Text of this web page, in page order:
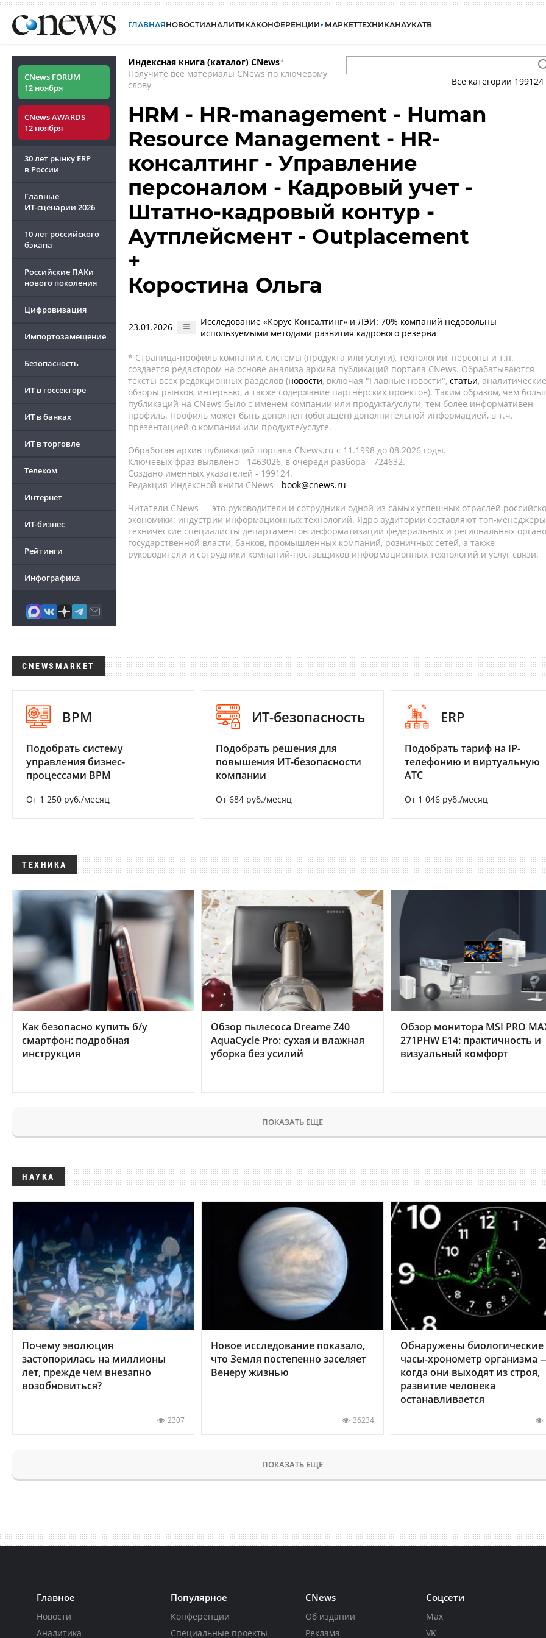
ГЛАВНАЯНОВОСТИАНАЛИТИКАКОНФЕРЕНЦИИ МАРКЕТТЕХНИКАНАУКАТВ
CNews FORUM
12 ноября
CNews AWARDS
12 ноября
30 лет рынку ERP
в России
Главные
ИТ-сценарии 2026
10 лет российского
бэкапа
Российские ПАКи
нового поколения
Цифровизация
Импортозамещение
Безопасность
ИТ в госсекторе
ИТ в банках
ИТ в торговле
Телеком
Интернет
ИТ-бизнес
Рейтинги
Инфографика
Индексная книга (каталог) CNews*
Получите все материалы CNews по ключевому
слову
Все категории 199124
HRM - HR-management - Human
Resource Management - HR-
консалтинг - Управление
персоналом - Кадровый учет -
Штатно-кадровый контур -
Аутплейсмент - Outplacement
+
Коростина Ольга
23.01.2026
Исследование «Корус Консалтинг» и ЛЭИ: 70% компаний недовольны
используемыми методами развития кадрового резерва
* Страница-профиль компании, системы (продукта или услуги), технологии, персоны и т.п.
создается редактором на основе анализа архива публикаций портала CNews. Обрабатываются
тексты всех редакционных разделов (новости, включая "Главные новости", статьи, аналитические
обзоры рынков, интервью, а также содержание партнёрских проектов). Таким образом, чем
публикаций на CNews было с именем компании или продукта/услуги, тем более информативен
профиль. Профиль может быть дополнен (обогащен) дополнительной информацией, в т.ч.
презентацией о компании или продукте/услуге.
Обработан архив публикаций портала CNews.ru c 11.1998 до 08.2026 годы.
Ключевых фраз выявлено - 1463026, в очереди разбора - 724632.
Создано именных указателей - 199124.
Редакция Индексной книги CNews - book@cnews.ru
Читатели CNews — это руководители и сотрудники одной из самых успешных отраслей
экономики: индустрии информационных технологий. Ядро аудитории составляют топ-
технические специалисты департаментов информатизации федеральных и региональных
государственной власти, банков, промышленных компаний, розничных сетей, а также
руководители и сотрудники компаний-поставщиков информационных технологий и услуг связи.
CNEWSMARKET
BPM
Подобрать систему
управления бизнес-
процессами BPM
От 1 250 руб./месяц
ИТ-безопасность
Подобрать решения для
повышения ИТ-безопасности
компании
От 684 руб./месяц
ERP
Подобрать тариф на IP-
телефонию и виртуальную
АТС
От 1 046 руб./месяц
ТЕХНИКА
Как безопасно купить б/у
смартфон: подробная
инструкция
Обзор пылесоса Dreame Z40
AquaCycle Pro: сухая и влажная
уборка без усилий
Обзор монитора MSI PRO
271PHW E14: практичность и
визуальный комфорт
ПОКАЗАТЬ ЕЩЕ
НАУКА
Почему эволюция
застопорилась на миллионы
лет, прежде чем внезапно
возобновиться?
2307
Новое исследование показало,
что Земля постепенно заселяет
Венеру жизнью
36234
Обнаружены биологические
часы-хронометр организма
когда они выходят из строя,
развитие человека
останавливается
ПОКАЗАТЬ ЕЩЕ
Главное
Новости
Аналитика
Популярное
Конференции
Специальные проекты
CNews
Об издании
Реклама
Соцсети
Max
VK